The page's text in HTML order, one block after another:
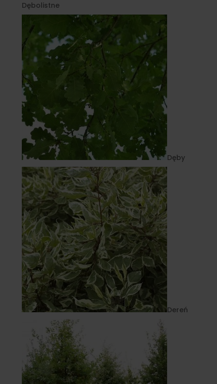
Dębolistne
Dęby
Dereń